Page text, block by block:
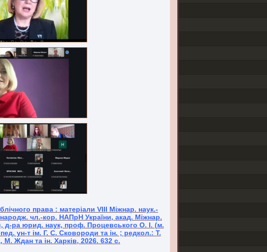
права : матеріали VІІI Міжнар. наук.-
чл.-кор. НАПрН України, акад. Міжнар.
д-ра юрид. наук, проф. Процевського О. І. (м.
ун-т ім. Г. С. Сковороди та ін. ; редкол.: Т.
Ждан та ін. Харків, 2026. 632 с.